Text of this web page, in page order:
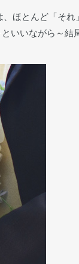
、ほとんど「それ
いいながら～結